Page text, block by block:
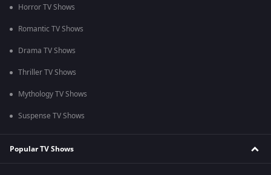
Horror TV Shows
Romantic TV Shows
Drama TV Shows
Thriller TV Shows
Mythology TV Shows
Suspense TV Shows
Popular TV Shows